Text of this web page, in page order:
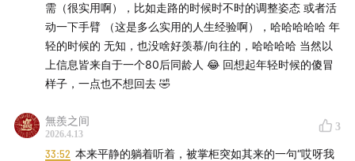
需（很实用啊），比如走路的时候时不时的调整姿态 或者活
动一下手臂 （这是多么实用的人生经验啊），哈哈哈哈哈 年
轻的时候的 无知，也没啥好羡慕/向往的，哈哈哈哈 当然以
上信息皆来自于一个80后同龄人 😂 回想起年轻时候的傻冒
样子，一点也不想回去 🤣
無羨之间
2026.4.13
3
33:52 本来平静的躺着听着，被掌柜突如其来的一句“哎呀我